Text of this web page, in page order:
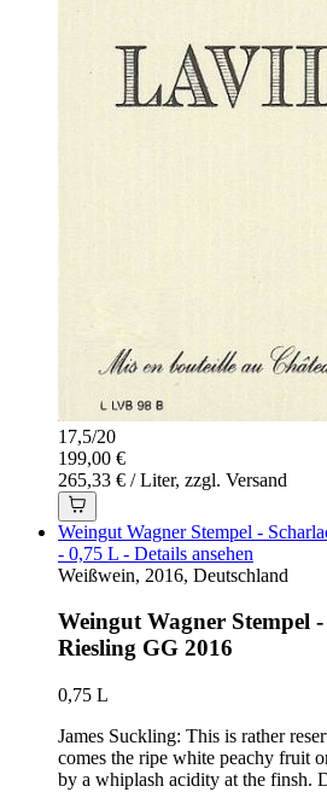
17,5/20
199,00 €
265,33 € / Liter, zzgl. Versand
Weingut Wagner Stempel -
- 0,75 L - Details ansehen
Weißwein, 2016, Deutschland
Weingut Wagner Stempel
Riesling GG 2016
0,75 L
James Suckling: This is rather
comes the ripe white peachy fruit
by a whiplash acidity at the finsh.